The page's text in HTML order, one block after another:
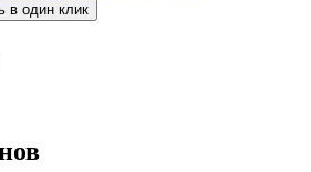
в один клик